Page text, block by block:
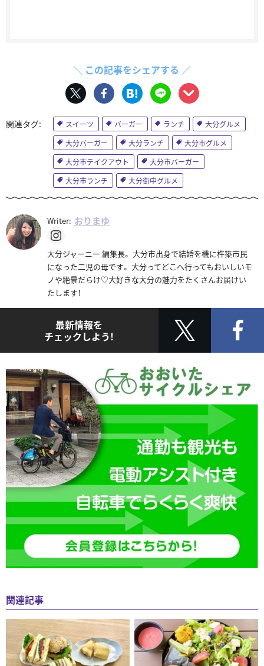
＼ この記事をシェアする ／
スイーツ バーガー ランチ
大分グルメ
大分バーガー
大分ランチ
大分市グルメ
大分市テイクアウト
大分市バーガー
大分市ランチ
大分街中グルメ
Writer: おりまゆ
大分ジャーニー 編集長。 大分市出身で結婚を機に杵築市民
になった二児の母です。 大分ってどこへ行ってもおいしいモ
ノや絶景だらけ♡大好きな大分の魅力をたくさんお届けい
たします！
最新情報を
チェックしよう!
関連記事